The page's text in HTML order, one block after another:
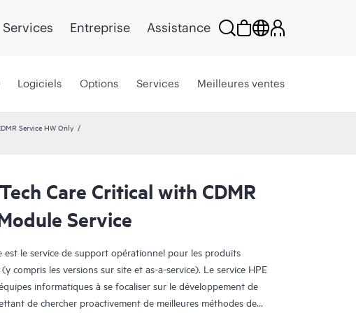
Services Entreprise Assistance
Logiciels Options Services Meilleures ventes
Service HW Only
Care Critical with CDMR
Service
est le service de support opérationnel pour les produits
compris les versions sur site et as-a-service). Le service HPE
informatiques à se focaliser sur le développement de
de chercher proactivement de meilleures méthodes de